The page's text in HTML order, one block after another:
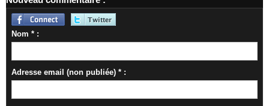
Nom * :
Adresse email (non publiée) * :